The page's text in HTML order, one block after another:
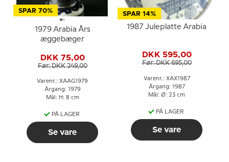
SPAR 70%
1979 Arabia Års
æggebæger
DKK 75,00
Før: DKK 249,00
Varenr.: XAAG1979
Årgang: 1979
Mål: H: 8 cm
PÅ LAGER
Se vare
SPAR 14%
1987 Juleplatte Arabia
DKK 595,00
Før: DKK 695,00
Varenr.: XAX1987
Årgang: 1987
Mål: Ø: 23 cm
PÅ LAGER
Se vare